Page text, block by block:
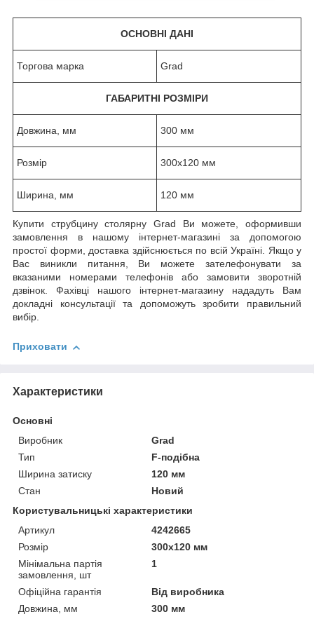
ОСНОВНІ ДАНІ
Торгова марка Grad
ГАБАРИТНІ РОЗМІРИ
Довжина, мм 300 мм
Розмір 300x120 мм
Ширина, мм 120 мм
Купити струбцину столярну Grad Ви можете, оформивши
замовлення в нашому інтернет-магазині за допомогою
простої форми, доставка здійснюється по всій Україні. Якщо у
Вас виникли питання, Ви можете зателефонувати за
вказаними номерами телефонів або замовити зворотній
дзвінок. Фахівці нашого інтернет-магазину нададуть Вам
докладні консультації та допоможуть зробити правильний
вибір.
Приховати
Характеристики
Основні
Виробник
Grad
Тип
F-подібна
Ширина затиску
120 мм
Стан
Новий
Користувальницькі характеристики
Артикул
4242665
Розмір
300x120 мм
Мінімальна партія
замовлення, шт
1
Офіційна гарантія
Від виробника
Довжина, мм
300 мм